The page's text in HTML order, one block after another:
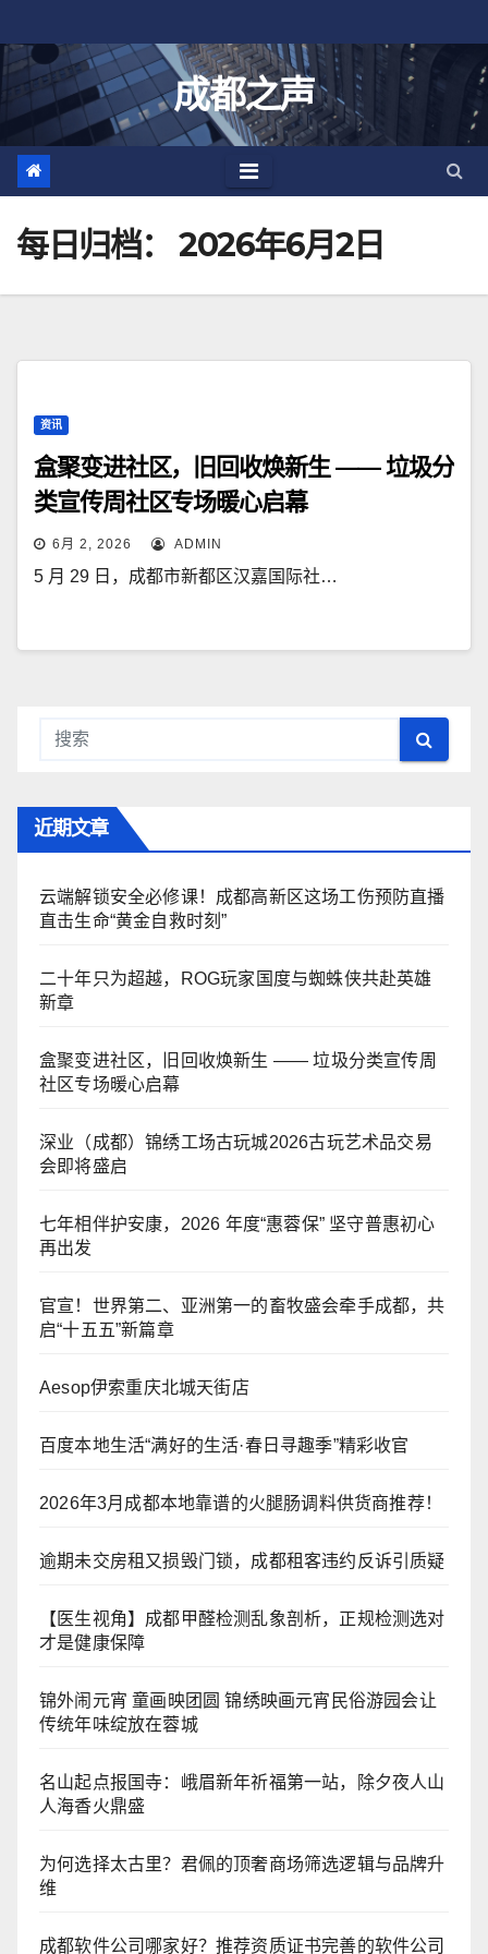
至
成都之声
每日归档： 2026年6月2日
资讯
盒聚变进社区，旧回收焕新生 —— 垃圾分
类宣传周社区专场暖心启幕
6月 2, 2026 ADMIN
5 月 29 日，成都市新都区汉嘉国际社…
近期文章
云端解锁安全必修课！成都高新区这场工伤预防直播
直击生命“黄金自救时刻”
二十年只为超越，ROG玩家国度与蜘蛛侠共赴英雄
新章
盒聚变进社区，旧回收焕新生 —— 垃圾分类宣传周
社区专场暖心启幕
深业（成都）锦绣工场古玩城2026古玩艺术品交易
会即将盛启
七年相伴护安康，2026 年度“惠蓉保” 坚守普惠初心
再出发
官宣！世界第二、亚洲第一的畜牧盛会牵手成都，共
启“十五五”新篇章
Aesop伊索重庆北城天街店
百度本地生活“满好的生活·春日寻趣季”精彩收官
2026年3月成都本地靠谱的火腿肠调料供货商推荐！
逾期未交房租又损毁门锁，成都租客违约反诉引质疑
【医生视角】成都甲醛检测乱象剖析，正规检测选对
才是健康保障
锦外闹元宵 童画映团圆 锦绣映画元宵民俗游园会让
传统年味绽放在蓉城
名山起点报国寺：峨眉新年祈福第一站，除夕夜人山
人海香火鼎盛
为何选择太古里？君佩的顶奢商场筛选逻辑与品牌升
维
成都软件公司哪家好？推荐资质证书完善的软件公司